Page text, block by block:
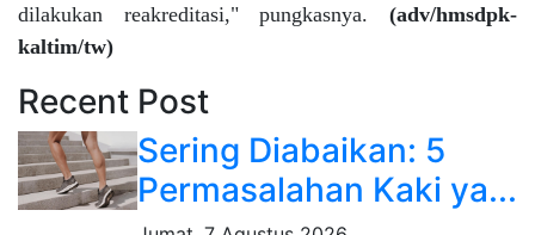
dilakukan reakreditasi," pungkasnya.
(adv/hmsdpk-
kaltim/tw)
Recent Post
Sering Diabaikan: 5
Permasalahan Kaki ya...